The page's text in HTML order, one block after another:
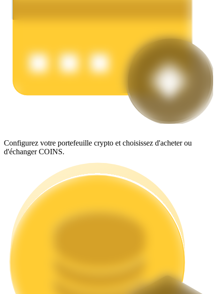
Des rendements élevés et un accès instantané
Configurez votre portefeuille crypto et choisissez d'acheter ou
d'échanger COINS.